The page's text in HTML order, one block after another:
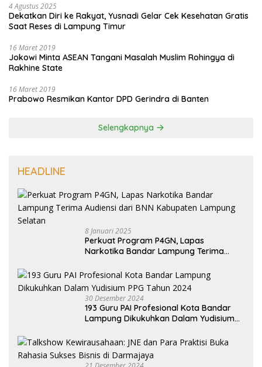
4 Agustus 2025
Dekatkan Diri ke Rakyat, Yusnadi Gelar Cek Kesehatan Gratis
Saat Reses di Lampung Timur
16 Maret 2019
Jokowi Minta ASEAN Tangani Masalah Muslim Rohingya di
Rakhine State
16 Maret 2019
Prabowo Resmikan Kantor DPD Gerindra di Banten
Selengkapnya
HEADLINE
8 Januari 2025
Perkuat Program P4GN, Lapas
Narkotika Bandar Lampung Terima
Selatan
30 Desember 2024
193 Guru PAI Profesional Kota Bandar
Lampung Dikukuhkan Dalam Yudisium